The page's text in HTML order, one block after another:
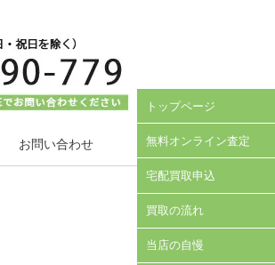
お問い合わせ
トップページ
無料オンライン査定
宅配買取申込
買取の流れ
当店の自慢